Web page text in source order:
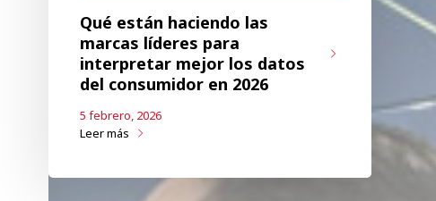
Qué están haciendo las
marcas líderes para
interpretar mejor los datos
del consumidor en 2026
5 febrero, 2026
Leer más